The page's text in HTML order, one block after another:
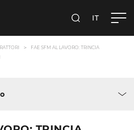
CERCAIT
FAE SFM AL LAVORO: TRINCIA